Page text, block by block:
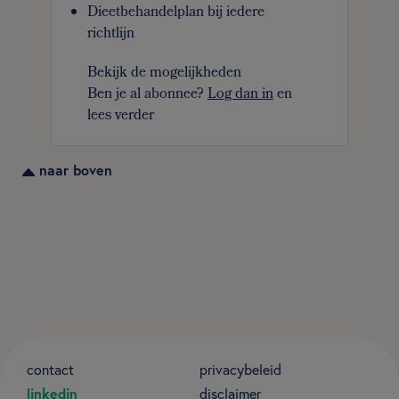
Dieetbehandelplan bij iedere
richtlijn
Bekijk de mogelijkheden
Ben je al abonnee?Log dan inen
lees verder
naar boven
contact
privacybeleid
linkedin
disclaimer